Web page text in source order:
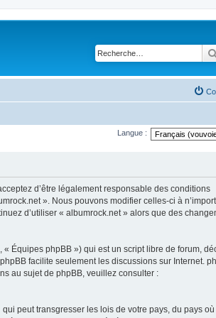
Langue :
d’être légalement responsable des conditions
». Nous pouvons modifier celles-ci à
d’utiliser « albumrock.net » alors que des
Équipes phpBB ») qui est un script libre de forum,
facilite seulement les discussions sur Internet.
au sujet de phpBB, veuillez consulter :
peut transgresser les lois de votre pays, du pays où